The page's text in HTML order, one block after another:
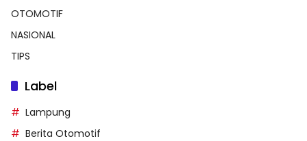
OTOMOTIF
NASIONAL
TIPS
Label
Lampung
Berita Otomotif